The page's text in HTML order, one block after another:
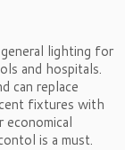
lighting for
and hospitals.
can replace
fixtures with
is a must.